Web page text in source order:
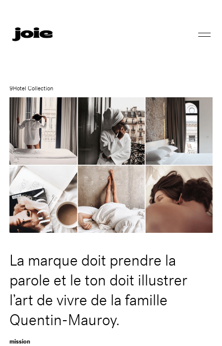
9Hotel Collection
La marque doit prendre la
parole et le ton doit illustrer
l’art de vivre de la famille
Quentin-Mauroy.
mission